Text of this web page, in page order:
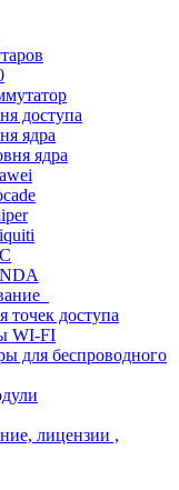
доступа
ядра
ядра
точек доступа
WI-FI
для беспроводного
лицензии ,